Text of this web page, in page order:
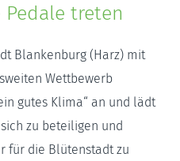
treten
Blankenburg (Harz) mit
Wettbewerb
ein gutes Klima“ an und lädt
zu beteiligen und
für die Blütenstadt zu